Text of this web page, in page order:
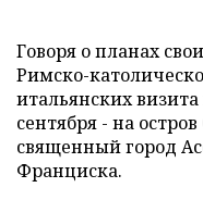
Говоря о планах
Римско-
итальянских
сентября - на
священный город
Франциска.